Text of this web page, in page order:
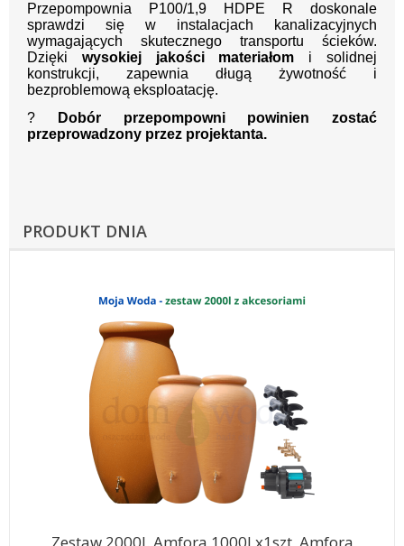
Przepompownia P100/1,9 HDPE R doskonale
sprawdzi się w instalacjach kanalizacyjnych
wymagających skutecznego transportu ścieków.
Dzięki wysokiej jakości materiałom i solidnej
konstrukcji, zapewnia długą żywotność i
bezproblemową eksploatację.
?
Dobór przepompowni powinien zostać
przeprowadzony przez projektanta.
PRODUKT DNIA